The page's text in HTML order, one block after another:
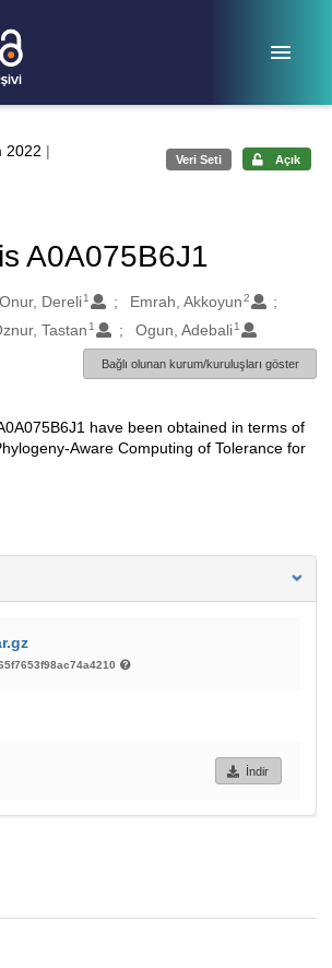
2022 |
Veri Seti Açık
A0A075B6J1
Onur, Dereli 1 Emrah, Akkoyun2
Tastan 1 Ogun, Adebali 1
Bağlı olunan kurum/kuruluşları göster
have been obtained in terms of
Aware Computing of Tolerance for
İndir